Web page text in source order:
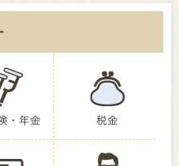
・年金 税金